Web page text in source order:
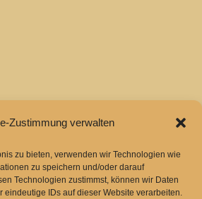
Zustimmung verwalten
zu bieten, verwenden wir Technologien wie
zu speichern und/oder darauf
Technologien zustimmst, können wir Daten
eindeutige IDs auf dieser Website verarbeiten.